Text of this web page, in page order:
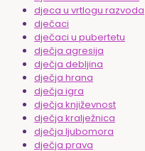
djeca u vrtlogu razvoda
dječaci
dječaci u pubertetu
dječja agresija
dječja debljina
dječja hrana
dječja igra
dječja književnost
dječja kralježnica
dječja ljubomora
dječja prava